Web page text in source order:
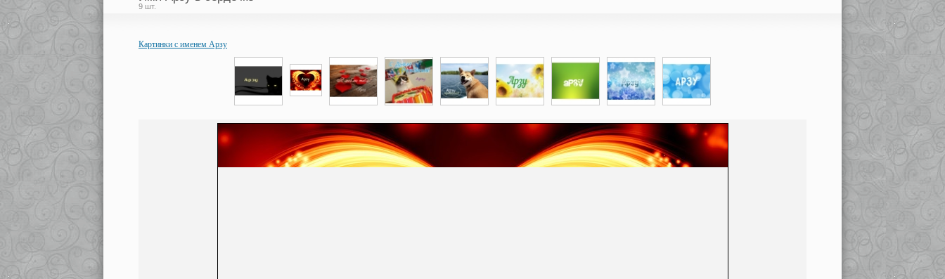
9 шт.
Картинки с именем Арзу